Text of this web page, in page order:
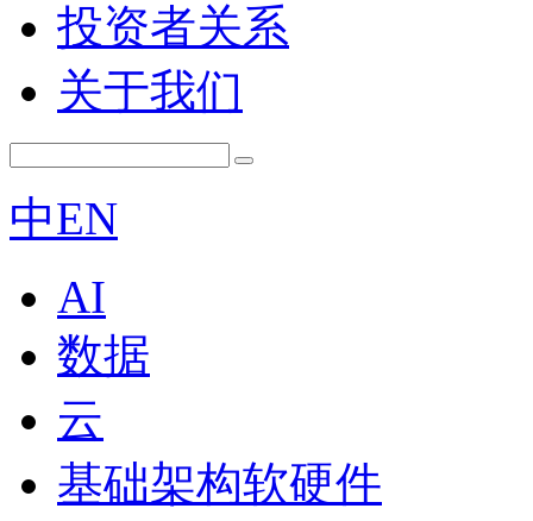
投资者关系
关于我们
中EN
AI
数据
云
基础架构软硬件